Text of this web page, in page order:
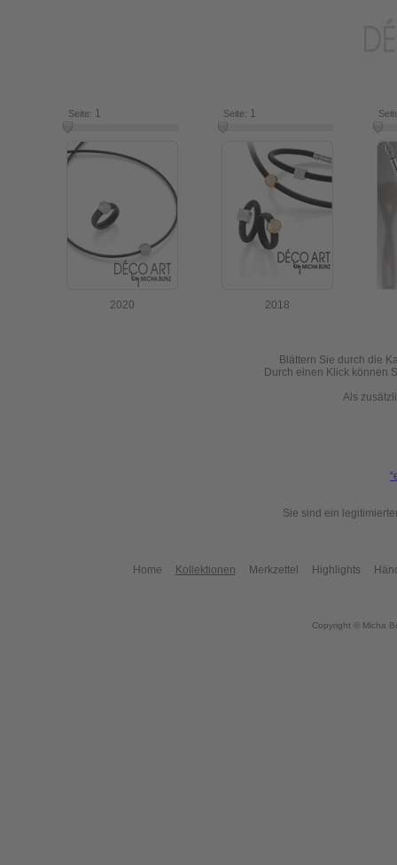
Seite: 1 Seite: 1
2020 2018
Blättern Sie durch die
Durch einen Klick können
Als
Sie sind ein
Home Kollektionen Merkzettel Highlights
Copyright © Micha